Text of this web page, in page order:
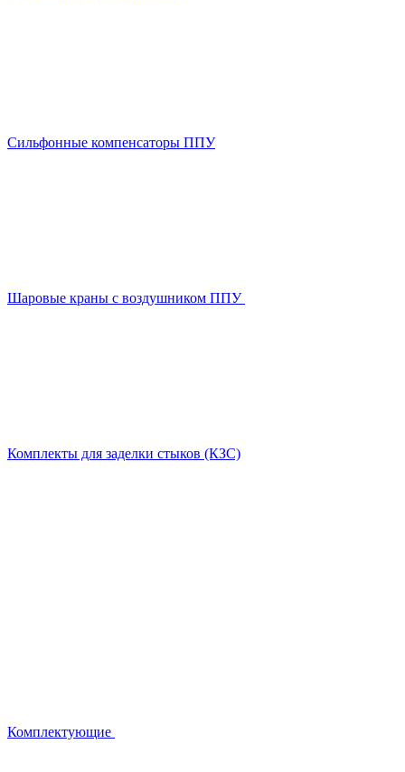
Сильфонные компенсаторы ППУ
Шаровые краны с воздушником ППУ
Комплекты для заделки стыков (КЗС)
Комплектующие